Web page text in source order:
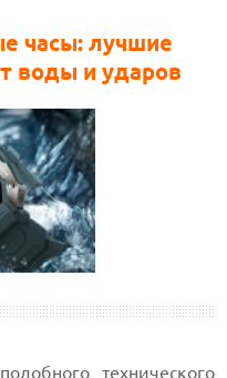
часы: лучшие
воды и ударов
технического